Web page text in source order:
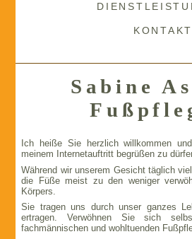
KONTAKT
Sabine
Ich heiße Sie herzlich willkommen
meinem Internetauftritt begrüßen zu
Während wir unserem Gesicht täglich
die Füße meist zu den weniger
Körpers.
Sie tragen uns durch unser ganzes
ertragen. Verwöhnen Sie sich
fachmännischen und wohltuenden